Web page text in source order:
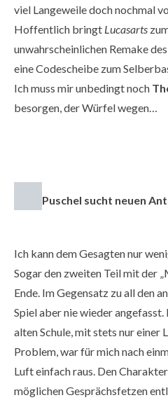
viel Langeweile doch nochmal
Hoffentlich bringt Lucasarts
unwahrscheinlichen Remake
eine Codescheibe zum
Ich muss mir unbedingt noch
besorgen, der Würfel wegen…
Puschel sucht neuen
Ich kann dem Gesagten nur
Sogar den zweiten Teil mit der
Ende. Im Gegensatz zu all den
Spiel aber nie wieder
alten Schule, mit stets nur einer
Problem, war für mich nach
Luft einfach raus. Den
möglichen Gesprächsfetzen